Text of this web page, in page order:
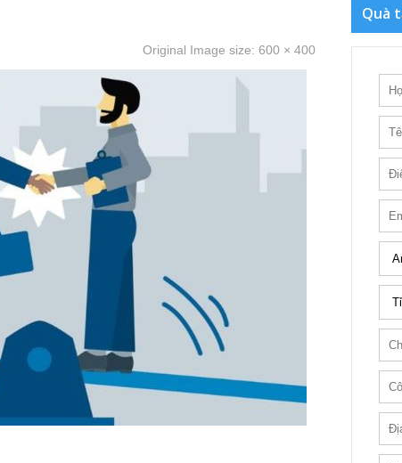
Original Image size: 600 × 400
Quà